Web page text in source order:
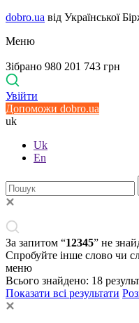
dobro.ua від Української
Меню
Зібрано 980 201 743 грн
Увійти
Допоможи dobro.ua
uk
Uk
En
За запитом “12345” не
Спробуйте інше слово чи
меню
Всього знайдено: 18
Показати всі результати